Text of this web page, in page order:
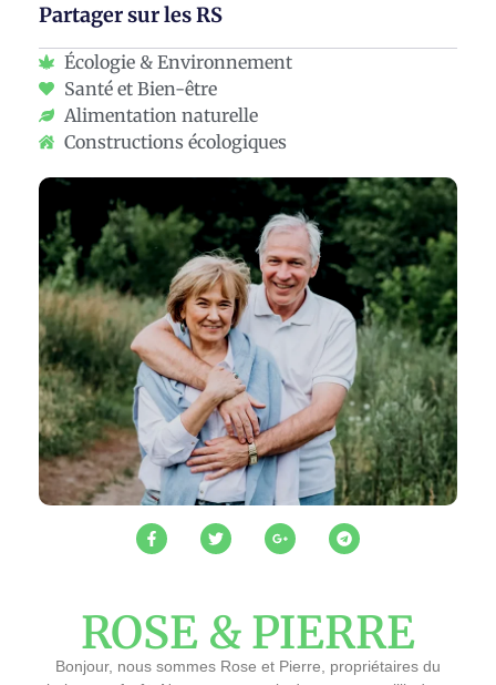
Partager sur les RS
Écologie & Environnement
Santé et Bien-être
Alimentation naturelle
Constructions écologiques
ROSE & PIERRE
Bonjour, nous sommes Rose et Pierre, propriétaires du